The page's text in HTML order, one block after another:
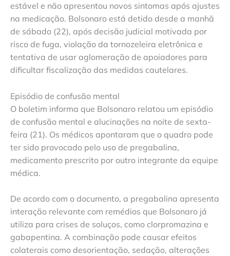
estável e não apresentou novos sintomas após ajustes
na medicação. Bolsonaro está detido desde a manhã
de sábado (22), após decisão judicial motivada por
risco de fuga, violação da tornozeleira eletrônica e
tentativa de usar aglomeração de apoiadores para
dificultar fiscalização das medidas cautelares.
Episódio de confusão mental
O boletim informa que Bolsonaro relatou um episódio
de confusão mental e alucinações na noite de sexta-
feira (21). Os médicos apontaram que o quadro pode
ter sido provocado pelo uso de pregabalina,
medicamento prescrito por outro integrante da equipe
médica.
De acordo com o documento, a pregabalina apresenta
interação relevante com remédios que Bolsonaro já
utiliza para crises de soluços, como clorpromazina e
gabapentina. A combinação pode causar efeitos
colaterais como desorientação, sedação, alterações